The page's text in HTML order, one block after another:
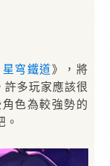
穹鐵道》，將
多玩家應該很
色為較強勢的
。